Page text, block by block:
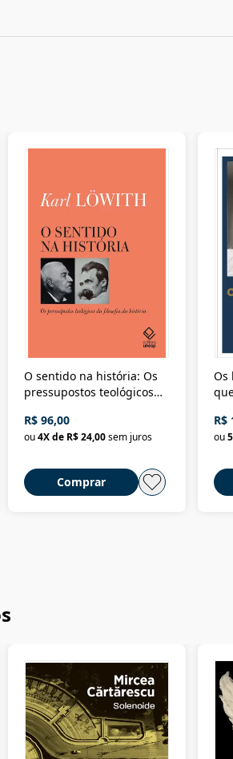
O sentido na história: Os
pressupostos teológicos
R$ 96,00
ou4X de R$ 24,00sem juros
Comprar
Os
R$
ou5